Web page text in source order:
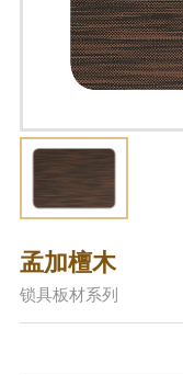
孟加檀木
锁具板材系列